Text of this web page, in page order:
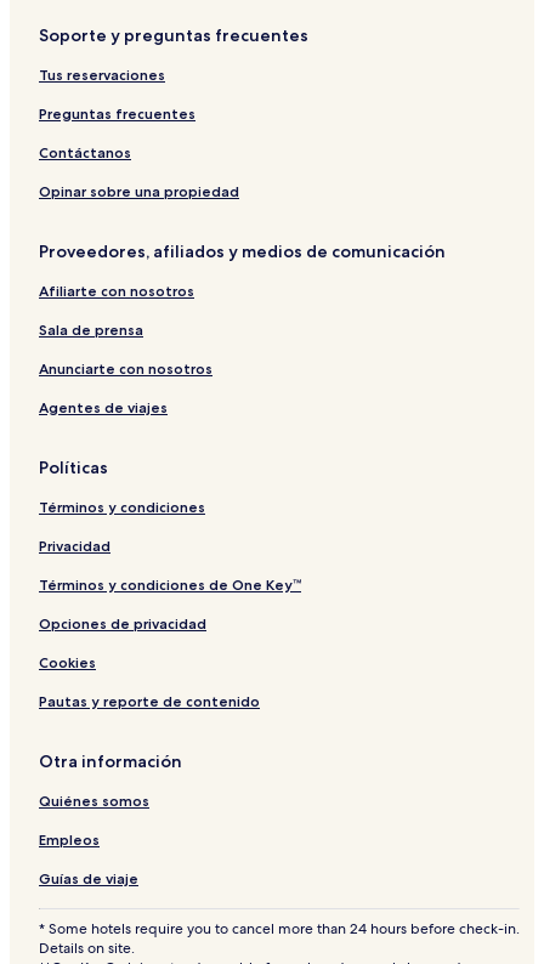
Soporte y preguntas frecuentes
Tus reservaciones
Preguntas frecuentes
Contáctanos
Opinar sobre una propiedad
Proveedores, afiliados y medios de comunicación
Afiliarte con nosotros
Sala de prensa
Anunciarte con nosotros
Agentes de viajes
Políticas
Términos y condiciones
Privacidad
Términos y condiciones de One Key™
Opciones de privacidad
Cookies
Pautas y reporte de contenido
Otra información
Quiénes somos
Empleos
Guías de viaje
* Some hotels require you to cancel more than 24 hours before check-in.
Details on site.